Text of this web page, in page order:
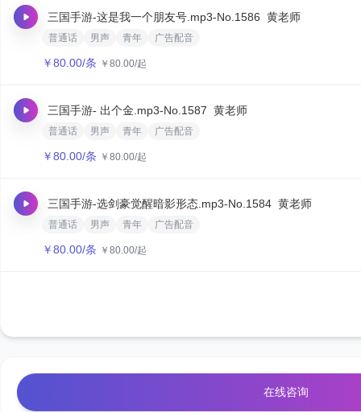
三国手游-这是我一个朋友号.mp3-No.1586 黄老师
普通话 男声 青年 广告配音
￥80.00/条 ￥ 80.00/起
三国手游- 出个金.mp3-No.1587 黄老师
普通话 男声 青年 广告配音
￥80.00/条 ￥ 80.00/起
三国手游-选剑豪觉醒暗影形态.mp3-No.1584 黄老师
普通话 男声 青年 广告配音
￥80.00/条 ￥ 80.00/起
在线咨询